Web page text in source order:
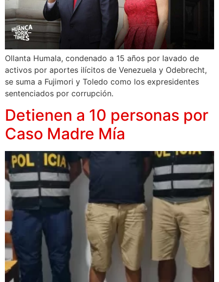
Ollanta Humala, condenado a 15 años por lavado de
activos por aportes ilícitos de Venezuela y Odebrecht,
se suma a Fujimori y Toledo como los expresidentes
sentenciados por corrupción.
Detienen a 10 personas por
Caso Madre Mía